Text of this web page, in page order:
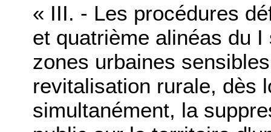
« III. - Les procédures
et quatrième alinéas du
zones urbaines
revitalisation rurale, dès
simultanément, la